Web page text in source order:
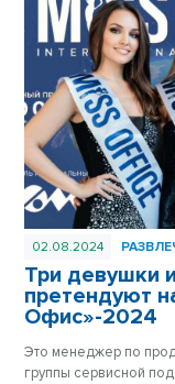
02.08.2024
Три девушки
претендуют
Офис»-2024
Это менеджер по
группы сервисной